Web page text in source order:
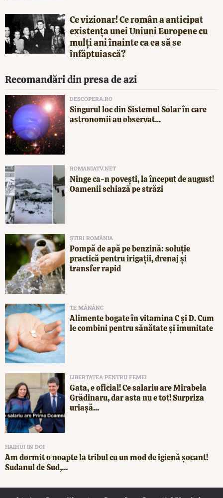
Ce vizionar! Ce român a anticipat
existența unei Uniuni Europene cu
mulți ani înainte ca ea să se
înfăptuiască?
Recomandări din presa de azi
DESCOPERA.RO
Singurul loc din Sistemul Solar în care
astronomii au observat...
ROMANIATV.NET
Ninge ca-n povești, la început de august!
Oamenii schiază pe străzi
ȘTIRI ROMÂNIA
Pompă de apă pe benzină: soluție
practică pentru irigații, drenaj și
transfer rapid
TE MĂNÂNC
Alimente bogate în vitamina C și D. Cum
le combini pentru sănătate și imunitate
LIBERTATEA PENTRU FEMEI
Gata, e oficial! Ce salariu are Mirabela
Grădinaru, dar asta nu e tot! Surpriza
uriașă...
HAIHUI IN DOI
Am dormit o noapte la tribul cu un mod de igienă șocant!
Sudanul de Sud,...